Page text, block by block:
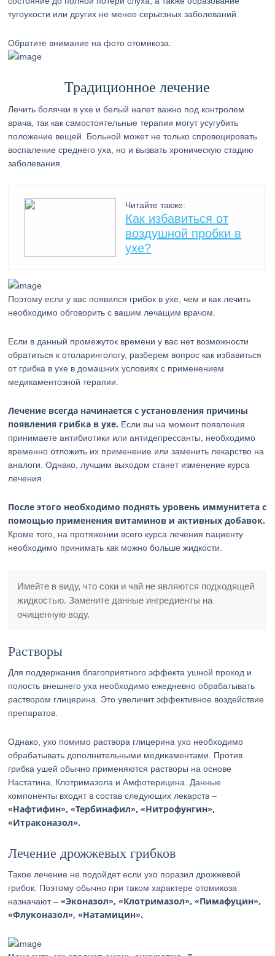
тугоухости или других не менее серьезных заболеваний.
Обратите внимание на фото отомикоза:
Традиционное лечение
Лечить болячки в ухе и белый налет важно под контролем
врача, так как самостоятельные терапии могут усугубить
положение вещей. Больной может не только спровоцировать
воспаление среднего уха, но и вызвать хроническую стадию
заболевания.
Читайте также:
Как избавиться от
воздушной пробки в
ухе?
Поэтому если у вас появился грибок в ухе, чем и как лечить
необходимо обговорить с вашим лечащим врачом.
Если в данный промежуток времени у вас нет возможности
обратиться к отоларингологу, разберем вопрос как избавиться
от грибка в ухе в домашних условиях с применением
медикаментозной терапии.
Лечение всегда начинается с установления причины
появления грибка в ухе. Если вы на момент появления
принимаете антибиотики или антидепрессанты, необходимо
временно отложить их применение или заменить лекарство на
аналоги. Однако, лучшим выходом станет изменение курса
лечения.
После этого необходимо поднять уровень иммунитета с
помощью применения витаминов и активных добавок.
Кроме того, на протяжении всего курса лечения пациенту
необходимо принимать как можно больше жидкости.
Имейте в виду, что соки и чай не являются подходящей
жидкостью. Замените данные ингредиенты на
очищенную воду.
Растворы
Для поддержания благоприятного эффекта ушной проход и
полость внешнего уха необходимо ежедневно обрабатывать
раствором глицерина. Это увеличит эффективное воздействие
препаратов.
Однако, ухо помимо раствора глицерина ухо необходимо
обрабатывать дополнительными медикаментами. Против
грибка ушей обычно применяются растворы на основе
Настатина, Клотримазола и Амфотерицина. Данные
компоненты входят в состав следующих лекарств –
«Нафтифин», «Тербинафил», «Нитрофунгин»,
«Итраконазол».
Лечение дрожжевых грибков
Такое лечение не подойдет если ухо поразил дрожжевой
грибок. Поэтому обычно при таком характере отомикоза
назначают –«Эконазол», «Клотримазол», «Пимафуцин»,
«Флуконазол», «Натамицин».